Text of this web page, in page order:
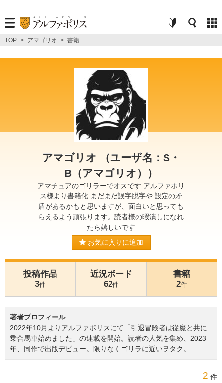
TOP > アマゴリオ > 書籍
アマゴリオ （ユーザ名：S・
B（アマゴリオ））
アマチュアのゴリラーでオスです アルファポリ
ス様より書籍化 まだまだ誤字脱字や 設定の矛
盾があるかもと思いますが、面白いと思っても
らえるよう頑張ります。読者様の暇潰しになれ
たら嬉しいです
お気に入りに追加
投稿作品
3件
近況ボード
62件
書籍
2件
著者プロフィール
2022年10月よりアルファポリスにて「引退冒険者は従魔と共に
乗合馬車始めました」の連載を開始。読者の人気を集め、2023
年、同作で出版デビュー。限りなくゴリラに近いヲタク。
2 件